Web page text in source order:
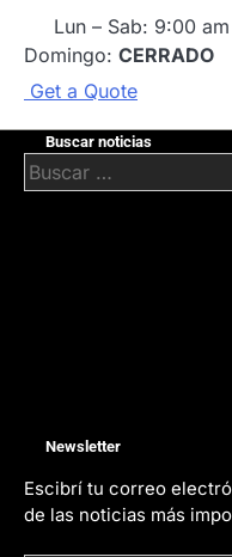
Lun – Sab: 9:00
Domingo: CERRADO
Get a Quote
Buscar noticias
Buscar:
Newsletter
Escibrí tu correo
de las noticias más